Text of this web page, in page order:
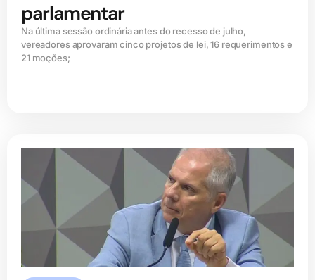
parlamentar
Na última sessão ordinária antes do recesso de julho,
vereadores aprovaram cinco projetos de lei, 16 requerimentos e
21 moções;